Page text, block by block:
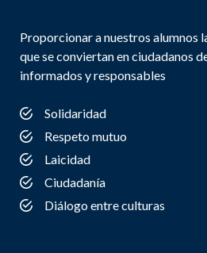
Proporcionar a nuestros alumnos
que se conviertan en ciudadanos
informados y responsables
Solidaridad
Respeto mutuo
Laicidad
Ciudadanía
Diálogo entre culturas